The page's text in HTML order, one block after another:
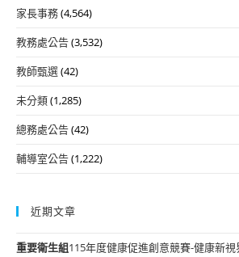
家長事務(4,564)
教務處公告(3,532)
教師甄選(42)
未分類(1,285)
總務處公告(42)
輔導室公告(1,222)
近期文章
重要衛生組115年度健康促進創意競賽-健康新